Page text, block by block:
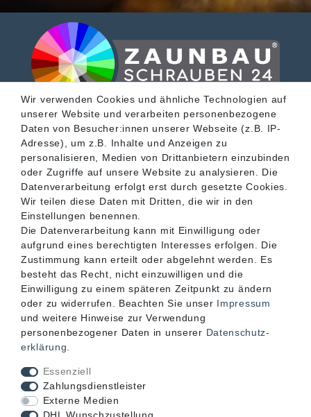
SERVICE
INFORMATIONEN
KONTAKT
Wir verwenden Cookies und ähnliche Technologien auf
unserer Website und verarbeiten personenbezogene
Daten von Besucher:innen unserer Webseite (z.B. IP-
Adresse), um z.B. Inhalte und Anzeigen zu
personalisieren, Medien von Drittanbietern einzubinden
oder Zugriffe auf unsere Website zu analysieren. Die
Datenverarbeitung erfolgt erst durch gesetzte Cookies.
Wir teilen diese Daten mit Dritten, die wir in den
Einstellungen benennen.
Die Datenverarbeitung kann mit Einwilligung oder
aufgrund eines berechtigten Interesses erfolgen. Die
Zustimmung kann erteilt oder abgelehnt werden. Es
besteht das Recht, nicht einzuwilligen und die
Einwilligung zu einem späteren Zeitpunkt zu ändern
oder zu widerrufen. Beachten Sie unser Impressum
und weitere Hinweise zur Verwendung
personenbezogener Daten in unserer Daten­schutz­
erklärung
Essenziell
Zahlungsdienstleister
Externe Medien